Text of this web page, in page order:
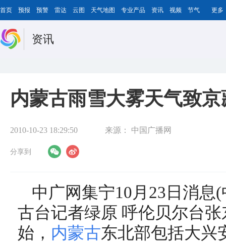
首页 预报 预警 雷达 云图 天气地图 专业产品 资讯 视频 节气 更多
资讯
内蒙古雨雪大雾天气致
2010-10-23 18:29:50 来源： 中国广播网
分享到
中广网集宁10月23日消息
古台记者绿原 呼伦贝尔台
始， 内蒙古东北部包括大兴